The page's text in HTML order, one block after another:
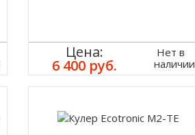
Цена:
6 400 руб.
Нет в
наличии